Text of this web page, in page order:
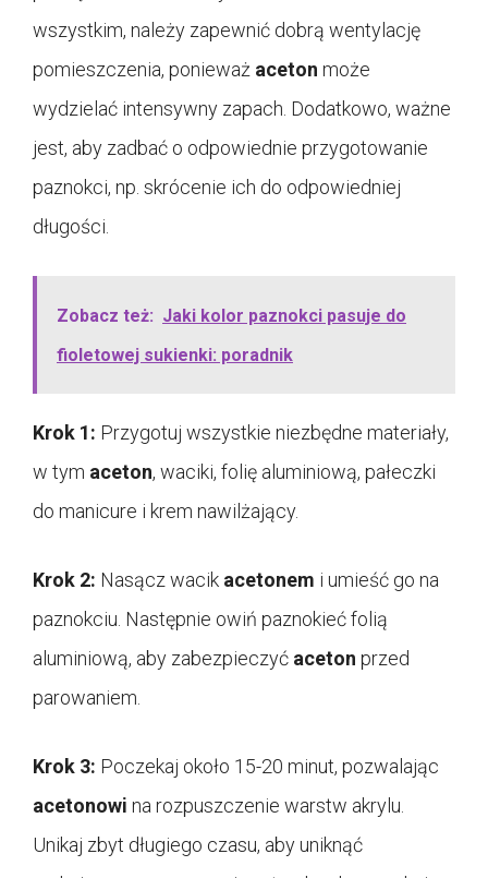
wszystkim, należy zapewnić dobrą wentylację
pomieszczenia, ponieważ aceton może
wydzielać intensywny zapach. Dodatkowo, ważne
jest, aby zadbać o odpowiednie przygotowanie
paznokci, np. skrócenie ich do odpowiedniej
długości.
Zobacz też: Jaki kolor paznokci pasuje do
fioletowej sukienki: poradnik
Krok 1: Przygotuj wszystkie niezbędne materiały,
w tym aceton, waciki, folię aluminiową, pałeczki
do manicure i krem nawilżający.
Krok 2: Nasącz wacik acetonem i umieść go na
paznokciu. Następnie owiń paznokieć folią
aluminiową, aby zabezpieczyć aceton przed
parowaniem.
Krok 3: Poczekaj około 15-20 minut, pozwalając
acetonowi na rozpuszczenie warstw akrylu.
Unikaj zbyt długiego czasu, aby uniknąć